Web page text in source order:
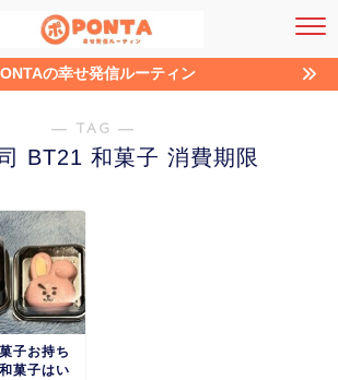
の幸せ発信ルーティン
― TAG ―
BT21 和菓子 消費期限
子お持ち
菓子はい